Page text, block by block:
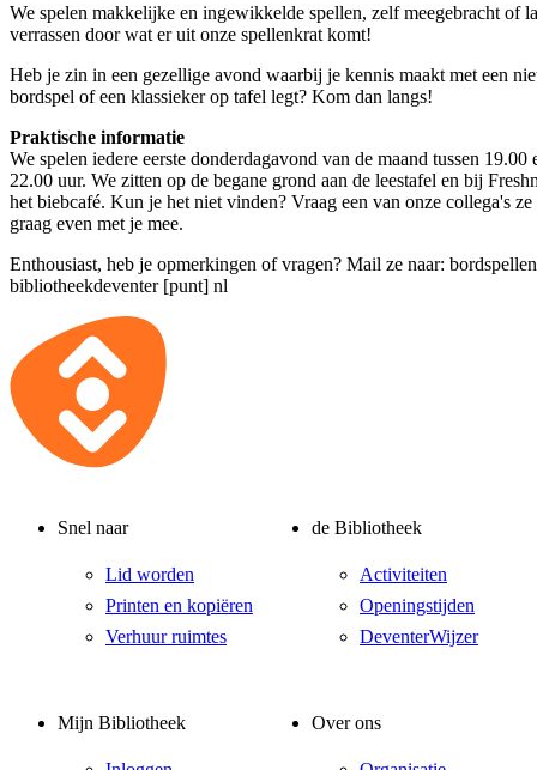
We spelen makkelijke en ingewikkelde spellen, zelf meegebracht of
verrassen door wat er uit onze spellenkrat komt!
Heb je zin in een gezellige avond waarbij je kennis maakt met een
bordspel of een klassieker op tafel legt? Kom dan langs!
Praktische informatie
We spelen iedere eerste donderdagavond van de maand tussen 19.00
22.00 uur. We zitten op de begane grond aan de leestafel en bij
het biebcafé. Kun je het niet vinden? Vraag een van onze collega's ze
graag even met je mee.
Enthousiast, heb je opmerkingen of vragen? Mail ze naar:
bibliotheekdeventer [punt] nl
Snel naar
Lid worden
Printen en kopiëren
Verhuur ruimtes
de Bibliotheek
Activiteiten
Openingstijden
DeventerWijzer
Mijn Bibliotheek Over ons